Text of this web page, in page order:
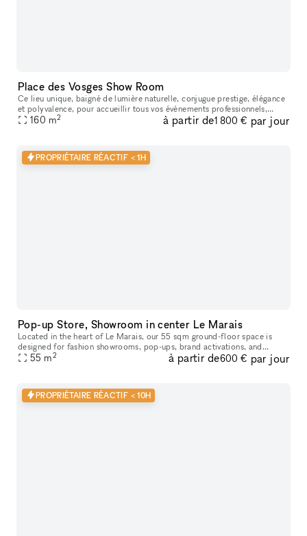
Place des Vosges Show Room
Ce lieu unique, baigné de lumière naturelle, conjugue prestige, élégance
et polyvalence, pour accueillir tous vos événements professionnels,
privés ou créatifs. Que vous soyez à la recherche d’un lie
160 m2 à partir de1 800 € par jour
PROPRIÉTAIRE RÉACTIF < 1H
Pop-up Store, Showroom in center Le Marais
Located in the heart of Le Marais, our 55 sqm ground-floor space is
designed for fashion showrooms, pop-ups, brand activations, and
creative retail experiences during Paris Fashion Week and beyond.
55 m2 à partir de600 € par jour
PROPRIÉTAIRE RÉACTIF < 10H